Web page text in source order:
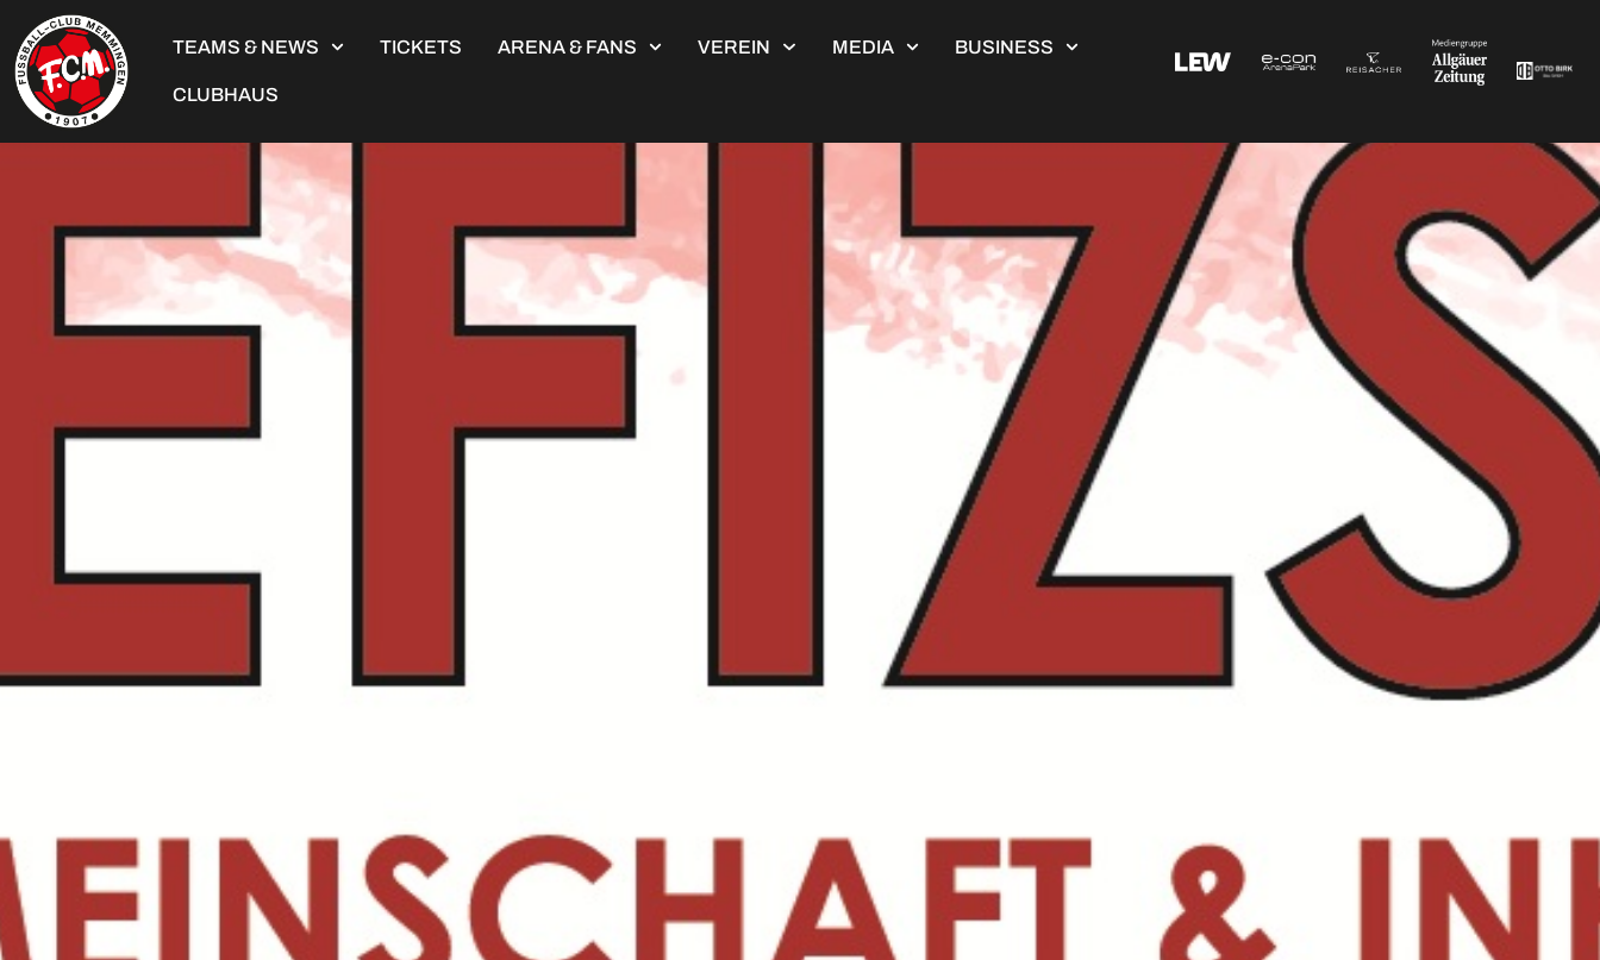
TEAMS & NEWS TICKETS ARENA & FANS VEREIN MEDIA BUSINESS
CLUBHAUS